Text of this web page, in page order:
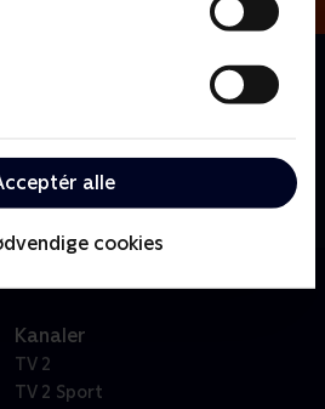
alle
cookies
dukker med antenner på
en venlig støvsuger og en
er hovedingredienserne i den
Teletubbies.
Kanaler
TV 2
TV 2 Sport